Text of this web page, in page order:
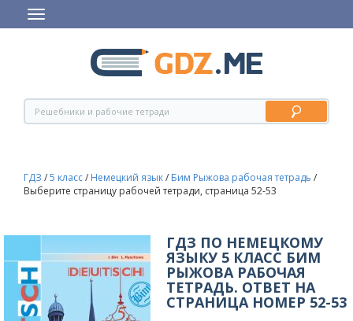
ГДЗ /5 класс/ Немецкий язык/ Бим Рыжова рабочая тетрадь /
Выберите страницу рабочей тетради, страница 52-53
ГДЗ ПО НЕМЕЦКОМУ
ЯЗЫКУ 5 КЛАСС БИМ
РЫЖОВА РАБОЧАЯ
ТЕТРАДЬ. ОТВЕТ НА
СТРАНИЦА НОМЕР 52-53